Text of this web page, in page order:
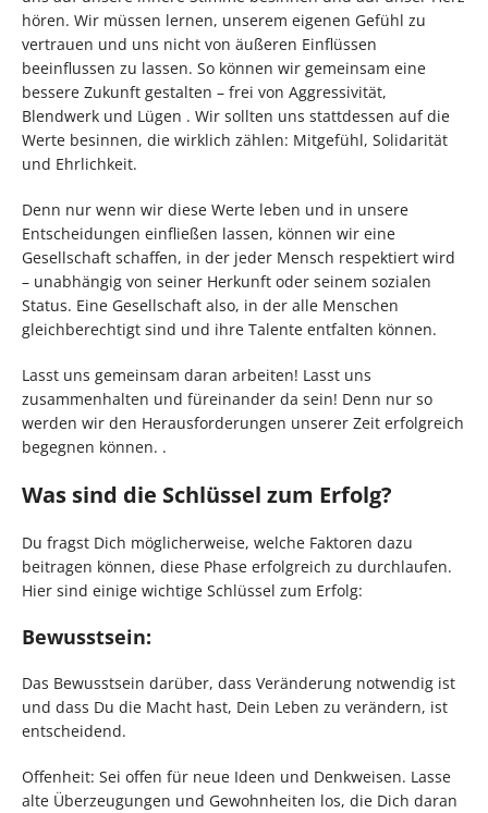
hören. Wir müssen lernen, unserem eigenen Gefühl zu
vertrauen und uns nicht von äußeren Einflüssen
beeinflussen zu lassen. So können wir gemeinsam eine
bessere Zukunft gestalten – frei von Aggressivität,
Blendwerk und Lügen . Wir sollten uns stattdessen auf die
Werte besinnen, die wirklich zählen: Mitgefühl, Solidarität
und Ehrlichkeit.
Denn nur wenn wir diese Werte leben und in unsere
Entscheidungen einfließen lassen, können wir eine
Gesellschaft schaffen, in der jeder Mensch respektiert wird
– unabhängig von seiner Herkunft oder seinem sozialen
Status. Eine Gesellschaft also, in der alle Menschen
gleichberechtigt sind und ihre Talente entfalten können.
Lasst uns gemeinsam daran arbeiten! Lasst uns
zusammenhalten und füreinander da sein! Denn nur so
werden wir den Herausforderungen unserer Zeit erfolgreich
begegnen können. .
Was sind die Schlüssel zum Erfolg?
Du fragst Dich möglicherweise, welche Faktoren dazu
beitragen können, diese Phase erfolgreich zu durchlaufen.
Hier sind einige wichtige Schlüssel zum Erfolg:
Bewusstsein:
Das Bewusstsein darüber, dass Veränderung notwendig ist
und dass Du die Macht hast, Dein Leben zu verändern, ist
entscheidend.
Offenheit: Sei offen für neue Ideen und Denkweisen. Lasse
alte Überzeugungen und Gewohnheiten los, die Dich daran